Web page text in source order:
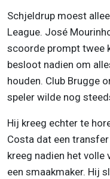
Schjeldrup moest
League. José
scoorde prompt twee
besloot nadien om
houden. Club Brugge
speler wilde nog
Hij kreeg echter te
Costa dat een
kreeg nadien het
een smaakmaker. Hij